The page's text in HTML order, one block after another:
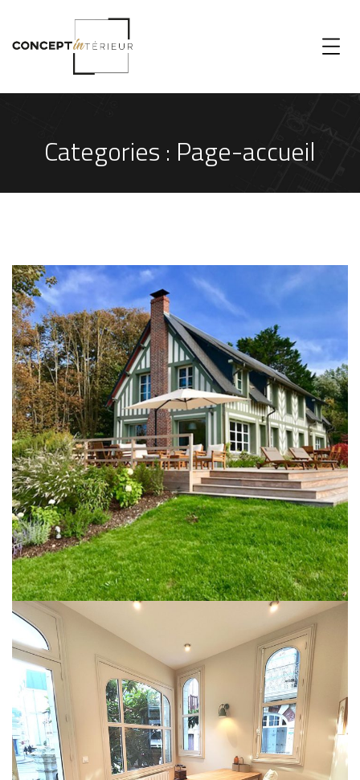
Categories : Page-accueil
Aménagement extérieur + création
terrasse
EXTÉRIEUR
Rénovation d’un souplex 170m²